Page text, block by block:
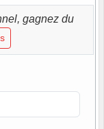
gagnez du